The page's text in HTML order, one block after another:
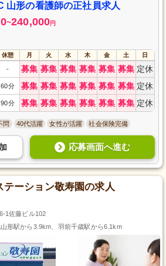
山形の看護師の正社員求人
~240,000円
休憩 月 火 水 木 金 土 日
- 募集 募集 募集 募集 募集 募集 定休
60分 募集 募集 募集 募集 募集 募集 定休
90分 募集 募集 募集 募集 募集 募集 定休
問 40代活躍 女性が活躍 社会保険完備
応募画面へ進む
ーション敬寿園の求人
1佐藤ビル102
形駅から3.9km、羽前千歳駅から6.1km